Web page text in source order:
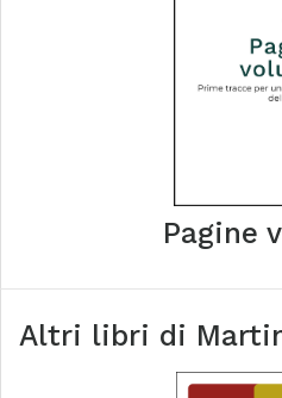
Pagine
Altri libri di